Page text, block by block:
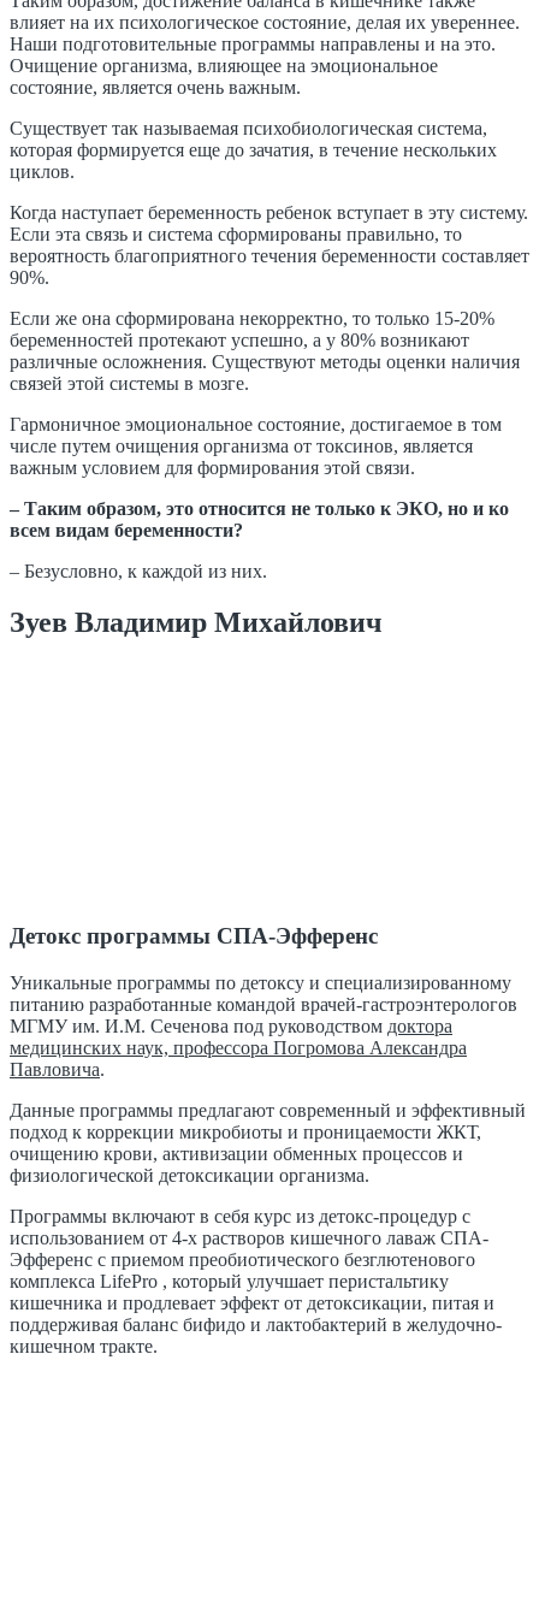
влияет на их психологическое состояние, делая их увереннее.
Наши подготовительные программы направлены и на это.
Очищение организма, влияющее на эмоциональное
состояние, является очень важным.
Существует так называемая психобиологическая система,
которая формируется еще до зачатия, в течение нескольких
циклов.
Когда наступает беременность ребенок вступает в эту систему.
Если эта связь и система сформированы правильно, то
вероятность благоприятного течения беременности составляет
90%.
Если же она сформирована некорректно, то только 15-20%
беременностей протекают успешно, а у 80% возникают
различные осложнения. Существуют методы оценки наличия
связей этой системы в мозге.
Гармоничное эмоциональное состояние, достигаемое в том
числе путем очищения организма от токсинов, является
важным условием для формирования этой связи.
– Таким образом, это относится не только к ЭКО, но и ко
всем видам беременности?
– Безусловно, к каждой из них.
Зуев Владимир Михайлович
Детокс программы СПА-Эфференс
Уникальные программы по детоксу и специализированному
питанию разработанные командой врачей-гастроэнтерологов
МГМУ им. И.М. Сеченова под руководством доктора
медицинских наук, профессора Погромова Александра
Павловича.
Данные программы предлагают современный и эффективный
подход к коррекции микробиоты и проницаемости ЖКТ,
очищению крови, активизации обменных процессов и
физиологической детоксикации организма.
Программы включают в себя курс из детокс-процедур с
использованием от 4-х растворов кишечного лаваж СПА-
Эфференс с приемом преобиотического безглютенового
комплекса LifePro , который улучшает перистальтику
кишечника и продлевает эффект от детоксикации, питая и
поддерживая баланс бифидо и лактобактерий в желудочно-
кишечном тракте.